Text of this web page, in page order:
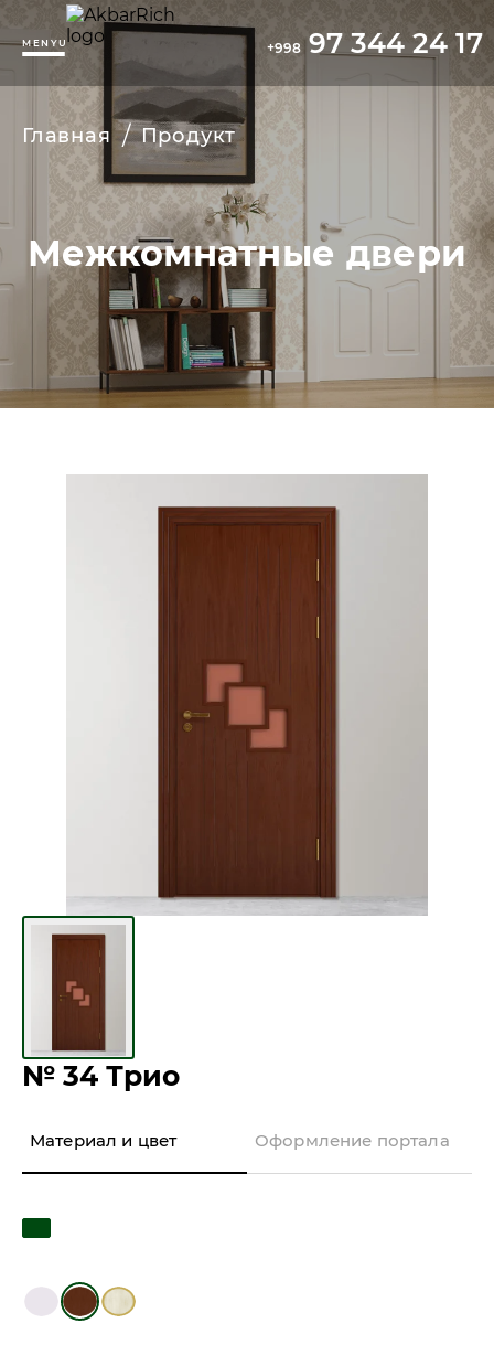
MENYU +998 97 344 24 17
Главная / Продукт
Межкомнатные двери
№ 34 Трио
Материал и цвет Оформление портала